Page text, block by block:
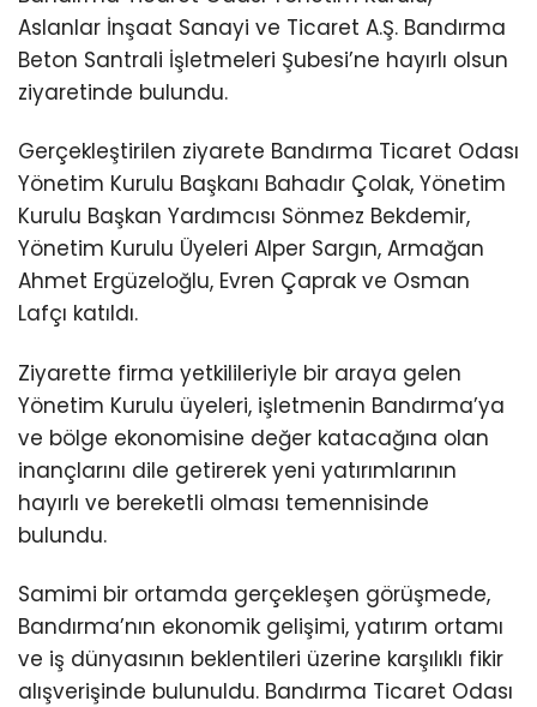
Aslanlar İnşaat Sanayi ve Ticaret A.Ş. Bandırma
Beton Santrali İşletmeleri Şubesi’ne hayırlı olsun
ziyaretinde bulundu.
Gerçekleştirilen ziyarete Bandırma Ticaret Odası
Yönetim Kurulu Başkanı Bahadır Çolak, Yönetim
Kurulu Başkan Yardımcısı Sönmez Bekdemir,
Yönetim Kurulu Üyeleri Alper Sargın, Armağan
Ahmet Ergüzeloğlu, Evren Çaprak ve Osman
Lafçı katıldı.
Ziyarette firma yetkilileriyle bir araya gelen
Yönetim Kurulu üyeleri, işletmenin Bandırma’ya
ve bölge ekonomisine değer katacağına olan
inançlarını dile getirerek yeni yatırımlarının
hayırlı ve bereketli olması temennisinde
bulundu.
Samimi bir ortamda gerçekleşen görüşmede,
Bandırma’nın ekonomik gelişimi, yatırım ortamı
ve iş dünyasının beklentileri üzerine karşılıklı fikir
alışverişinde bulunuldu. Bandırma Ticaret Odası